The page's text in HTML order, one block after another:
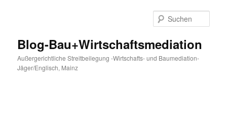
Blog-Bau+Wirtschaftsmediation
Außergerichtliche Streitbeilegung -Wirtschafts- und Baumediation-
Jäger/Englisch, Mainz